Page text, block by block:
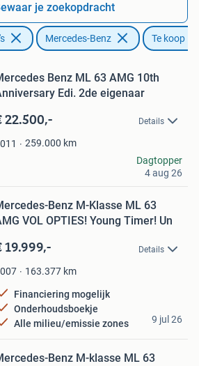
je zoekopdracht
Mercedes-Benz Te koop
Benz ML 63 AMG 10th
Edi. 2de eigenaar
22.500,- Details
259.000 km
Dagtopper
4 aug 26
Benz M-Klasse ML 63
VOL OPTIES! Young Timer! Un
19.999,- Details
163.377 km
Financiering mogelijk
Onderhoudsboekje
Alle milieu/emissie zones
9 jul 26
Benz M-klasse ML 63